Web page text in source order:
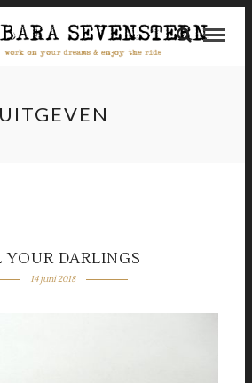
UITGEVEN
YOUR DARLINGS
14 juni 2018